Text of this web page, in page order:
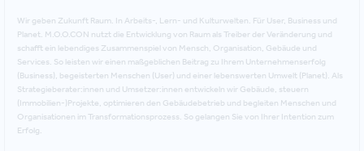
Wir geben Zukunft Raum. In Arbeits-, Lern- und Kulturwelten. Für User, Business und
Planet. M.O.O.CON nutzt die Entwicklung von Raum als Treiber der Veränderung und
schafft ein lebendiges Zusammenspiel von Mensch, Organisation, Gebäude und
Services. So leisten wir einen maßgeblichen Beitrag zu Ihrem Unternehmenserfolg
(Business), begeisterten Menschen (User) und einer lebenswerten Umwelt (Planet). Als
Strategieberater:innen und Umsetzer:innen entwickeln wir Gebäude, steuern
(Immobilien-)Projekte, optimieren den Gebäudebetrieb und begleiten Menschen und
Organisationen im Transformationsprozess. So gelangen Sie von Ihrer Intention zum
Erfolg.